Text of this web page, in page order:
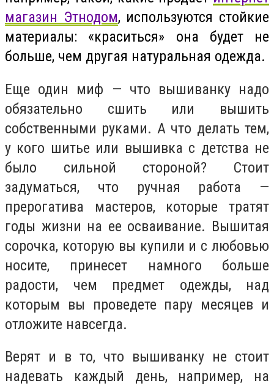
магазин Этнодом, используются стойкие
материалы: «краситься» она будет не
больше, чем другая натуральная одежда.
Еще один миф — что вышиванку надо
обязательно сшить или вышить
собственными руками. А что делать тем,
у кого шитье или вышивка с детства не
было сильной стороной? Стоит
задуматься, что ручная работа —
прерогатива мастеров, которые тратят
годы жизни на ее осваивание. Вышитая
сорочка, которую вы купили и с любовью
носите, принесет намного больше
радости, чем предмет одежды, над
которым вы проведете пару месяцев и
отложите навсегда.
Верят и в то, что вышиванку не стоит
надевать каждый день, например, на